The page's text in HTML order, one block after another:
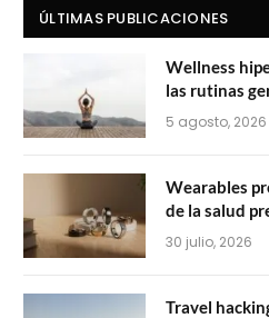
ÚLTIMAS PUBLICACIONES
Wellness
las rutinas
5 agosto, 2026
Wearables
de la salud
30 julio, 2026
Travel